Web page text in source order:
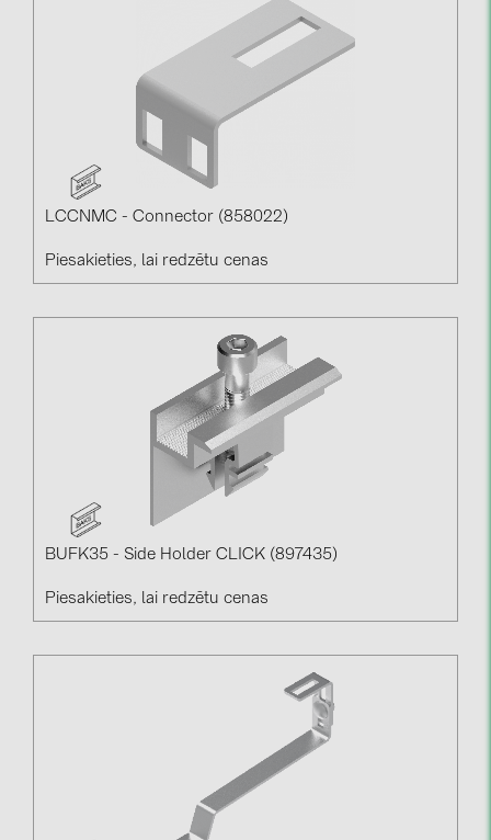
LCCNMC - Connector (858022)
Piesakieties, lai redzētu cenas
BUFK35 - Side Holder CLICK (897435)
Piesakieties, lai redzētu cenas